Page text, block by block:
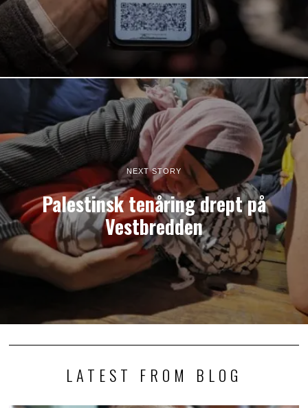
NEXT STORY
Palestinsk tenåring drept på
Vestbredden
LATEST FROM BLOG